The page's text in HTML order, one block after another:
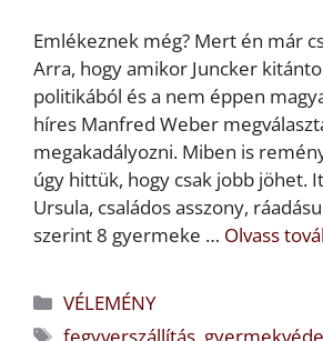
Emlékeznek még? Mert én már
Arra, hogy amikor Juncker
politikából és a nem éppen
híres Manfred Weber
megakadályozni. Miben is
úgy hittük, hogy csak jobb jöhet.
Ursula, családos asszony,
szerint 8 gyermeke … Olvass
Kategória
VÉLEMÉNY
Címkék
fegyverszállítás,